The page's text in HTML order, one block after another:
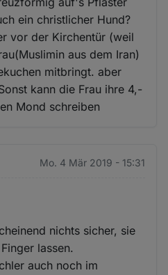
ein christlicher Hund?
vor der Kirchentür (weil
aus dem Iran)
mitbringt. aber
kann die Frau ihre 4,-
Mond schreiben
Mo. 4 Mär 2019 - 15:31
nichts sicher, sie
lassen.
auch noch im